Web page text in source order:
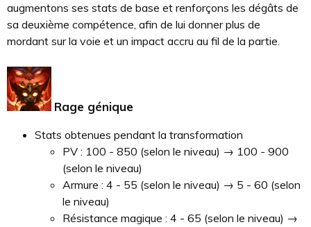
augmentons ses stats de base et renforçons les dégâts de
sa deuxième compétence, afin de lui donner plus de
mordant sur la voie et un impact accru au fil de la partie.
Rage génique
Stats obtenues pendant la transformation
PV : 100 - 850 (selon le niveau) → 100 - 900
(selon le niveau)
Armure : 4 - 55 (selon le niveau) → 5 - 60 (selon
le niveau)
Résistance magique : 4 - 65 (selon le niveau) →